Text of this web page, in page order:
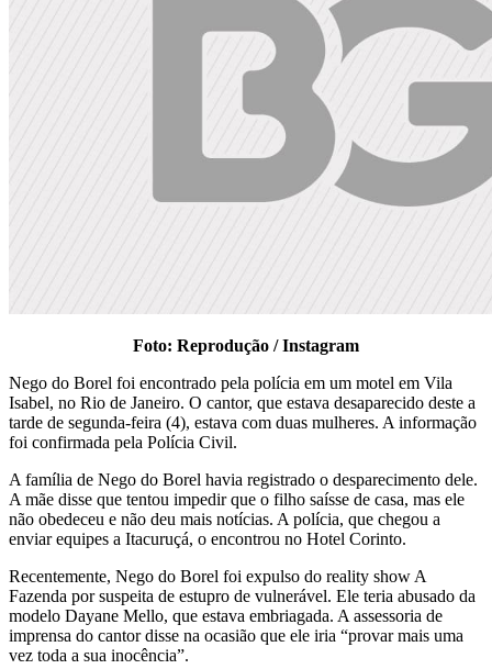
Foto: Reprodução / Instagram
Nego do Borel foi encontrado pela polícia em um motel em Vila
Isabel, no Rio de Janeiro. O cantor, que estava desaparecido deste a
tarde de segunda-feira (4), estava com duas mulheres. A informação
foi confirmada pela Polícia Civil.
A família de Nego do Borel havia registrado o desparecimento dele.
A mãe disse que tentou impedir que o filho saísse de casa, mas ele
não obedeceu e não deu mais notícias. A polícia, que chegou a
enviar equipes a Itacuruçá, o encontrou no Hotel Corinto.
Recentemente, Nego do Borel foi expulso do reality show A
Fazenda por suspeita de estupro de vulnerável. Ele teria abusado da
modelo Dayane Mello, que estava embriagada. A assessoria de
imprensa do cantor disse na ocasião que ele iria “provar mais uma
vez toda a sua inocência”.